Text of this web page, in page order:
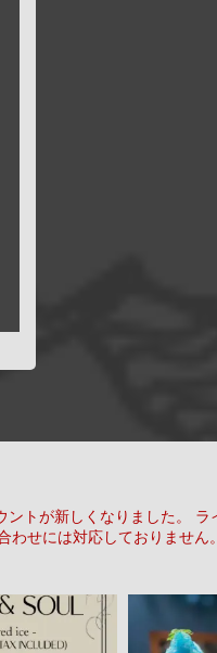
トが新しくなりました。
ラ
わせには対応しておりません